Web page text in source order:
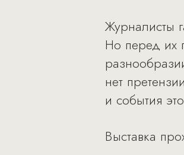
Журналисты
Но перед их
нет
и события
Выставка